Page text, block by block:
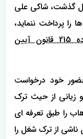
گذشت، شاکی علی
را پرداخت ننماید،
ماده 215 قانون آیین
خود درخواست
زیانی از حیث ترک
را طبق تعرفه ‏ای
ناشی از ترک شغل را